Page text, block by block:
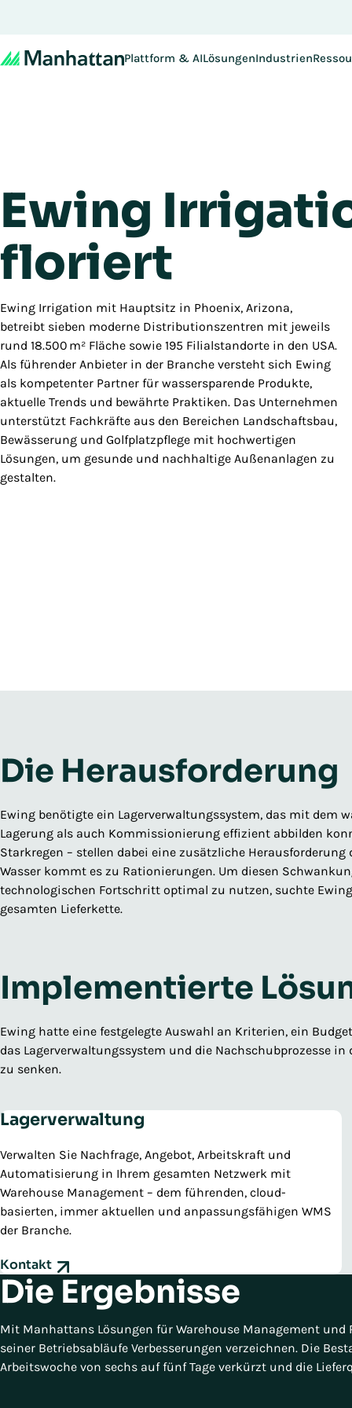
Plattform & AILösungenIndustrien
Ewing
floriert
Ewing Irrigation mit Hauptsitz in Phoenix, Arizona,
betreibt sieben moderne Distributionszentren mit jeweils
rund 18.500 m² Fläche sowie 195 Filialstandorte in den USA.
Als führender Anbieter in der Branche versteht sich Ewing
als kompetenter Partner für wassersparende Produkte,
aktuelle Trends und bewährte Praktiken. Das Unternehmen
unterstützt Fachkräfte aus den Bereichen Landschaftsbau,
Bewässerung und Golfplatzpflege mit hochwertigen
Lösungen, um gesunde und nachhaltige Außenanlagen zu
gestalten.
Die Herausforderung
Ewing benötigte ein Lagerverwaltungssystem, das mit
Lagerung als auch Kommissionierung effizient abbilden
Starkregen – stellen dabei eine zusätzliche
Wasser kommt es zu Rationierungen. Um diesen
technologischen Fortschritt optimal zu nutzen, suchte
gesamten Lieferkette.
Implementierte
Ewing hatte eine festgelegte Auswahl an Kriterien, ein
das Lagerverwaltungssystem und die Nachschubprozesse
zu senken.
Lagerverwaltung
Verwalten Sie Nachfrage, Angebot, Arbeitskraft und
Automatisierung in Ihrem gesamten Netzwerk mit
Warehouse Management – dem führenden, cloud-
basierten, immer aktuellen und anpassungsfähigen WMS
der Branche.
Kontakt
Die Ergebnisse
Mit Manhattans Lösungen für Warehouse Management
seiner Betriebsabläufe Verbesserungen verzeichnen. Die
Arbeitswoche von sechs auf fünf Tage verkürzt und die